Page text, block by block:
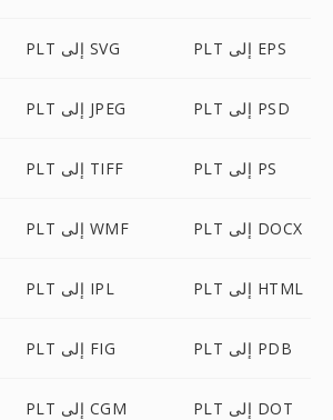
PLT إلى SVG PLT إلى EPS
PLT إلى JPEG PLT إلى PSD
PLT إلى TIFF PLT إلى PS
PLT إلى WMF PLT إلى DOCX
PLT إلى IPL PLT إلى HTML
PLT إلى FIG PLT إلى PDB
PLT إلى CGM PLT إلى DOT